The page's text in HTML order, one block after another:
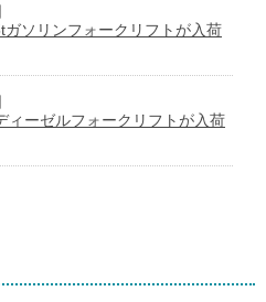
ガソリンフォークリフトが入荷
ィーゼルフォークリフトが入荷